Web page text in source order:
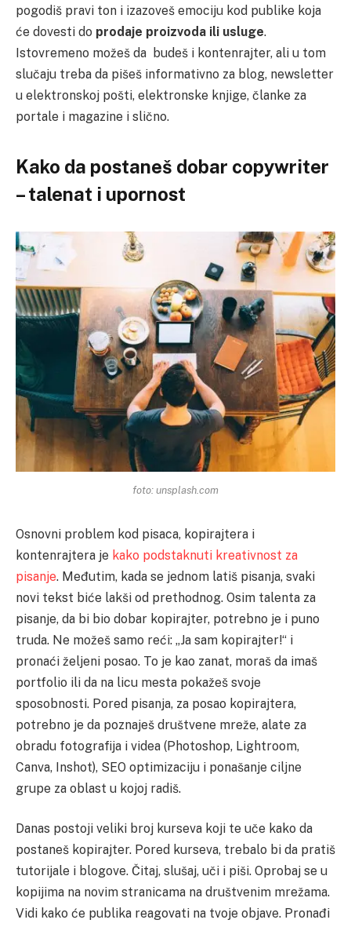
pogodiš pravi ton i izazoveš emociju kod publike koja
će dovesti do prodaje proizvoda ili usluge.
Istovremeno možeš da budeš i kontenrajter, ali u tom
slučaju treba da pišeš informativno za blog, newsletter
u elektronskoj pošti, elektronske knjige, članke za
portale i magazine i slično.
Kako da postaneš dobar copywriter
– talenat i upornost
foto: unsplash.com
Osnovni problem kod pisaca, kopirajtera i
kontenrajtera je kako podstaknuti kreativnost za
pisanje. Međutim, kada se jednom latiš pisanja, svaki
novi tekst biće lakši od prethodnog. Osim talenta za
pisanje, da bi bio dobar kopirajter, potrebno je i puno
truda. Ne možeš samo reći: „Ja sam kopirajter!“ i
pronaći željeni posao. To je kao zanat, moraš da imaš
portfolio ili da na licu mesta pokažeš svoje
sposobnosti. Pored pisanja, za posao kopirajtera,
potrebno je da poznaješ društvene mreže, alate za
obradu fotografija i videa (Photoshop, Lightroom,
Canva, Inshot), SEO optimizaciju i ponašanje ciljne
grupe za oblast u kojoj radiš.
Danas postoji veliki broj kurseva koji te uče kako da
postaneš kopirajter. Pored kurseva, trebalo bi da pratiš
tutorijale i blogove. Čitaj, slušaj, uči i piši. Oprobaj se u
kopijima na novim stranicama na društvenim mrežama.
Vidi kako će publika reagovati na tvoje objave. Pronađi